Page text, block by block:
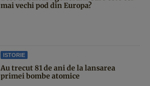
mai vechi pod din Europa?
ISTORIE
Au trecut 81 de ani de la lansarea
primei bombe atomice